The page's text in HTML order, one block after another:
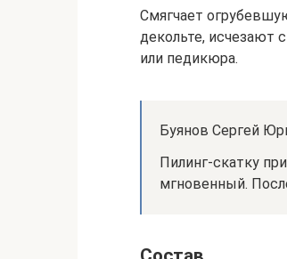
Смягчает
декольте, исчезают
или педикюра.
Буянов Сергей
Пилинг-скатку
мгновенный.